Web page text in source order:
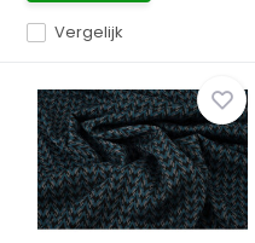
Vergelijk